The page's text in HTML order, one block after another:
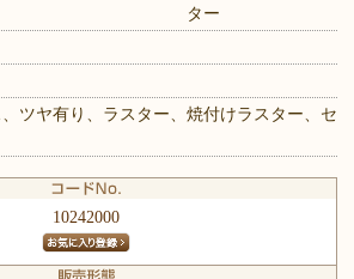
ター
ツヤ有り、ラスター、焼付けラスター、セ
10242000